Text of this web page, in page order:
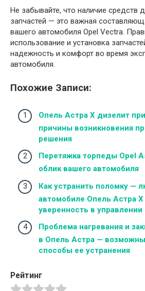
Не забывайте, что наличие средств
запчастей — это важная
вашего автомобиля Opel Vectra.
использование и установка
надежность и комфорт во время
автомобиля.
Похожие Записи:
Опель Астра Х дизелит
причины возникновения
решения
Перетяжка торпеды Opel
облик вашего автомобиля
Как устранить поломку —
автомобиле Опель Астра Х
уверенность в управлении
Проблема нагревания и
в Опель Астра —
способы ее устранения
Рейтинг